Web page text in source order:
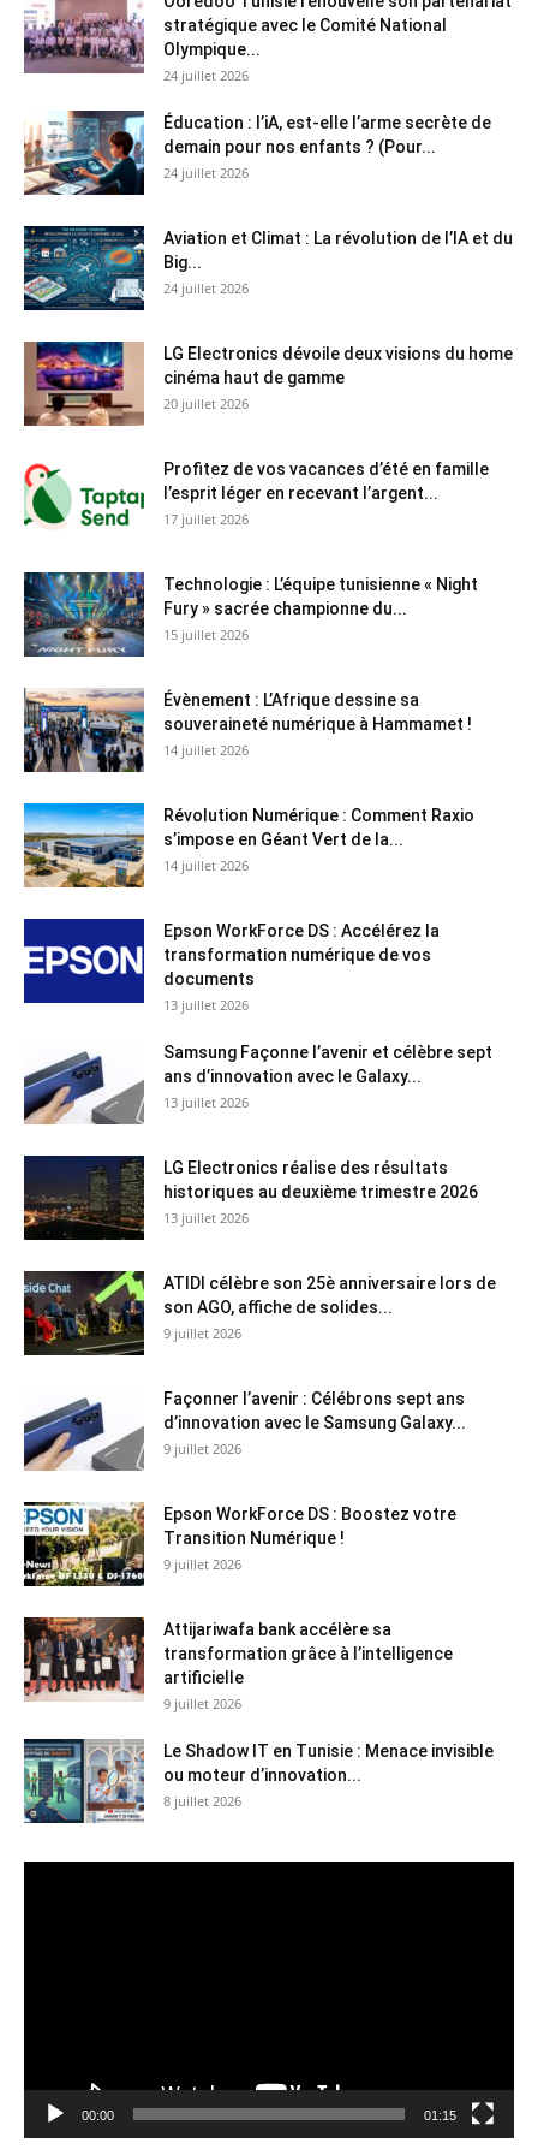
stratégique avec le Comité National
Olympique...
24 juillet 2026
Éducation : l’iA, est-elle l’arme secrète de
demain pour nos enfants ? (Pour...
24 juillet 2026
Aviation et Climat : La révolution de l’IA et du
Big...
24 juillet 2026
LG Electronics dévoile deux visions du home
cinéma haut de gamme
20 juillet 2026
Profitez de vos vacances d’été en famille
l’esprit léger en recevant l’argent...
17 juillet 2026
Technologie : L’équipe tunisienne « Night
Fury » sacrée championne du...
15 juillet 2026
Évènement : L’Afrique dessine sa
souveraineté numérique à Hammamet !
14 juillet 2026
Révolution Numérique : Comment Raxio
s’impose en Géant Vert de la...
14 juillet 2026
Epson WorkForce DS : Accélérez la
transformation numérique de vos
documents
13 juillet 2026
Samsung Façonne l’avenir et célèbre sept
ans d’innovation avec le Galaxy...
13 juillet 2026
LG Electronics réalise des résultats
historiques au deuxième trimestre 2026
13 juillet 2026
ATIDI célèbre son 25è anniversaire lors de
son AGO, affiche de solides...
9 juillet 2026
Façonner l’avenir : Célébrons sept ans
d’innovation avec le Samsung Galaxy...
9 juillet 2026
Epson WorkForce DS : Boostez votre
Transition Numérique !
9 juillet 2026
Attijariwafa bank accélère sa
transformation grâce à l’intelligence
artificielle
9 juillet 2026
Le Shadow IT en Tunisie : Menace invisible
ou moteur d’innovation...
8 juillet 2026
00:00 01:15